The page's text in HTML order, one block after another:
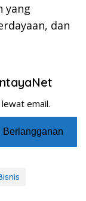
yang
dan
email.
Berlangganan